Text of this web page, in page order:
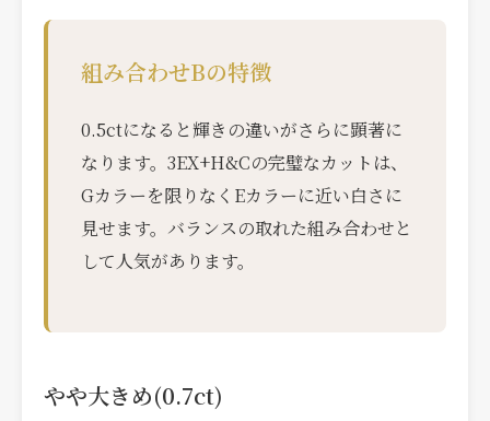
組み合わせBの特徴
0.5ctになると輝きの違いがさらに顕著に
なります。3EX+H&Cの完璧なカットは、
Gカラーを限りなくEカラーに近い白さに
見せます。バランスの取れた組み合わせと
して人気があります。
やや大きめ(0.7ct)